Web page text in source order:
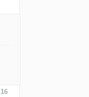
16